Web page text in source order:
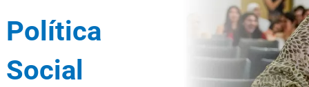
Política
Social